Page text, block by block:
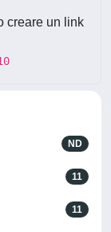
creare un link
ND
11
11